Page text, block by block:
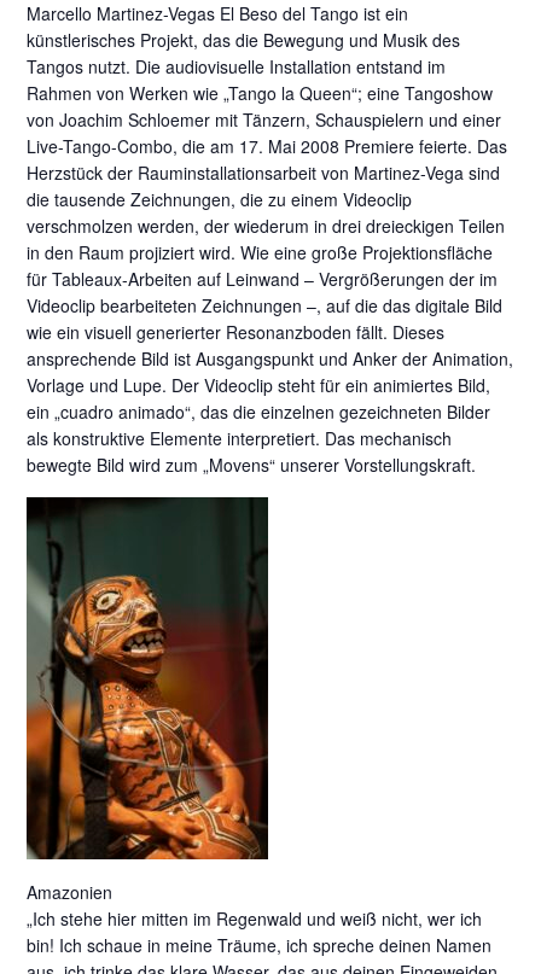
Marcello Martinez-Vegas El Beso del Tango ist ein
künstlerisches Projekt, das die Bewegung und Musik des
Tangos nutzt. Die audiovisuelle Installation entstand im
Rahmen von Werken wie „Tango la Queen“; eine Tangoshow
von Joachim Schloemer mit Tänzern, Schauspielern und einer
Live-Tango-Combo, die am 17. Mai 2008 Premiere feierte. Das
Herzstück der Rauminstallationsarbeit von Martinez-Vega sind
die tausende Zeichnungen, die zu einem Videoclip
verschmolzen werden, der wiederum in drei dreieckigen Teilen
in den Raum projiziert wird. Wie eine große Projektionsfläche
für Tableaux-Arbeiten auf Leinwand – Vergrößerungen der im
Videoclip bearbeiteten Zeichnungen –, auf die das digitale Bild
wie ein visuell generierter Resonanzboden fällt. Dieses
ansprechende Bild ist Ausgangspunkt und Anker der Animation,
Vorlage und Lupe. Der Videoclip steht für ein animiertes Bild,
ein „cuadro animado“, das die einzelnen gezeichneten Bilder
als konstruktive Elemente interpretiert. Das mechanisch
bewegte Bild wird zum „Movens“ unserer Vorstellungskraft.
Amazonien
„Ich stehe hier mitten im Regenwald und weiß nicht, wer ich
bin! Ich schaue in meine Träume, ich spreche deinen Namen